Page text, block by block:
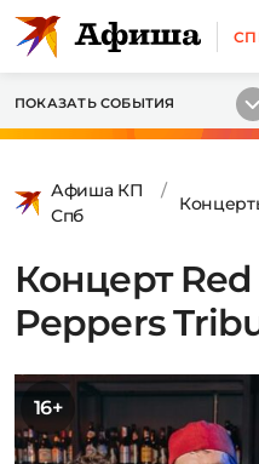
ПОКАЗАТЬ СОБЫТИЯ
Афиша КП
Спб
Концерт
Peppers
16+